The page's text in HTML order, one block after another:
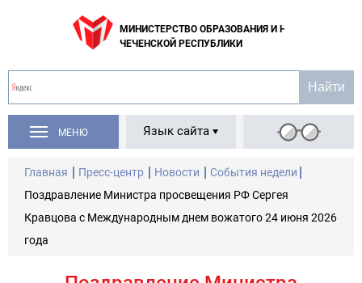
МИНИСТЕРСТВО ОБРАЗОВАНИЯ И НАУКИ
ЧЕЧЕНСКОЙ РЕСПУБЛИКИ
МЕНЮ Язык сайта
Главная Пресс-центр Новости
События недели
Поздравление Министра просвещения РФ Сергея
Кравцова с Международным днем вожатого 24 июня 2026
года